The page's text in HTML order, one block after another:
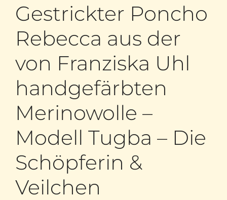
Gestrickter Poncho
Rebecca aus der
von Franziska Uhl
handgefärbten
Merinowolle –
Modell Tugba – Die
Schöpferin &
Veilchen